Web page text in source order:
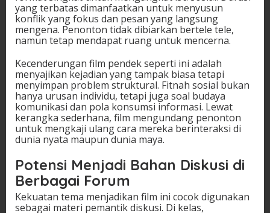
yang terbatas dimanfaatkan untuk menyusun
konflik yang fokus dan pesan yang langsung
mengena. Penonton tidak dibiarkan bertele tele,
namun tetap mendapat ruang untuk mencerna.
Kecenderungan film pendek seperti ini adalah
menyajikan kejadian yang tampak biasa tetapi
menyimpan problem struktural. Fitnah sosial bukan
hanya urusan individu, tetapi juga soal budaya
komunikasi dan pola konsumsi informasi. Lewat
kerangka sederhana, film mengundang penonton
untuk mengkaji ulang cara mereka berinteraksi di
dunia nyata maupun dunia maya.
Potensi Menjadi Bahan Diskusi di
Berbagai Forum
Kekuatan tema menjadikan film ini cocok digunakan
sebagai materi pemantik diskusi. Di kelas,